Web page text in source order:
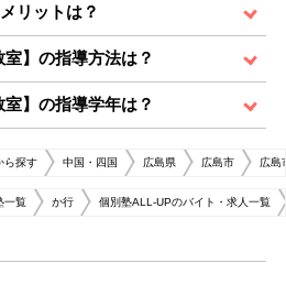
リットは？
】の指導方法は？
】の指導学年は？
ら探す 中国・四国 広島県 広島市 広島
一覧 か行 個別塾ALL-UPのバイト・求人一覧